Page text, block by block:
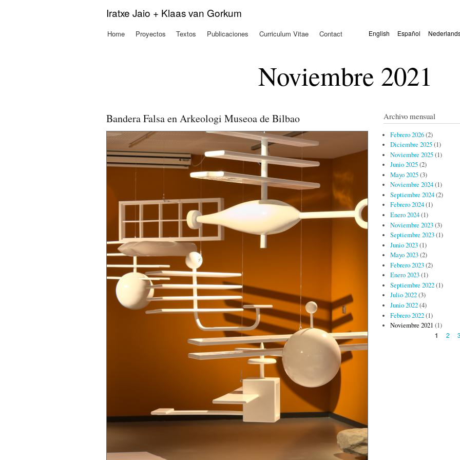
Iratxe Jaio + Klaas van Gorkum
Idiomas
English Español
Menú principal
Home Proyectos Textos Publicaciones Curriculum Vitae Contact
Noviembre 2021
Bandera Falsa en Arkeologi Museoa de Bilbao Archivo mensual
Febrero 2026(2)
Diciembre 2025(1)
Noviembre 2025(1)
Junio 2025(2)
Mayo 2025(3)
Noviembre 2024(1)
Septiembre 2024(2)
Febrero 2024(1)
Enero 2024(1)
Noviembre 2023(3)
Septiembre 2023(1)
Junio 2023(1)
Mayo 2023(2)
Febrero 2023(2)
Enero 2023(1)
Septiembre 2022(1)
Julio 2022(3)
Junio 2022(4)
Febrero 2022(1)
Noviembre 2021 (1)
1 2 3